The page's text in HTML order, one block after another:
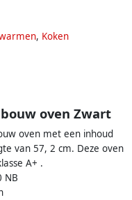
, Koken
oven Zwart
oven met een inhoud
van 57, 2 cm. Deze oven
A+ .
NB